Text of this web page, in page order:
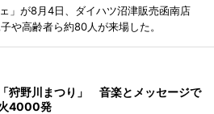
」が8月4日、ダイハツ沼津販売函南店
や高齢者ら約80人が来場した。
狩野川まつり」 音楽とメッセージで
4000発